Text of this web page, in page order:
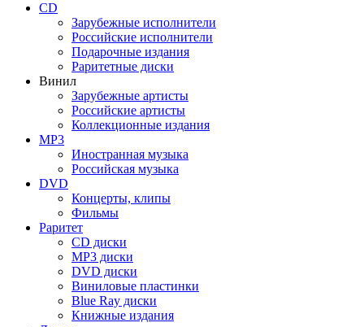
CD
Зарубежные исполнители
Российские исполнители
Подарочные издания
Раритетные диски
Винил
Зарубежные артисты
Российские артисты
Коллекционные издания
MP3
Иностранная музыка
Российская музыка
DVD
Концерты, клипы
Фильмы
Раритет
CD диски
MP3 диски
DVD диски
Виниловые пластинки
Blue Ray диски
Книжные издания